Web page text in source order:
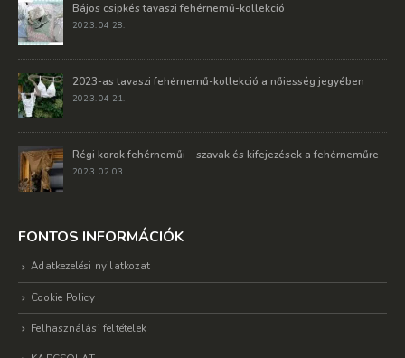
Bájos csipkés tavaszi fehérnemű-kollekció
2023. 04 28.
2023-as tavaszi fehérnemű-kollekció a nőiesség jegyében
2023. 04 21.
Régi korok fehérneműi – szavak és kifejezések a fehérneműre
2023. 02 03.
FONTOS INFORMÁCIÓK
Adatkezelési nyilatkozat
Cookie Policy
Felhasználási feltételek